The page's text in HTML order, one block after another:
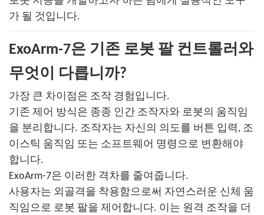
가 될 것입니다.
ExoArm-7은 기존 로봇 팔 컨트롤러와
무엇이 다릅니까?
가장 큰 차이점은 조작 경험입니다.
기존 제어 방식은 종종 인간 조작자와 로봇의 움직임
을 분리합니다. 조작자는 자신의 의도를 버튼 입력, 조
이스틱 움직임 또는 소프트웨어 명령으로 변환해야
합니다.
ExoArm-7은 이러한 격차를 줄여줍니다.
사용자는 외골격을 착용함으로써 자연스러운 신체 움
직임으로 로봇 팔을 제어합니다. 이는 원격 조작을 더